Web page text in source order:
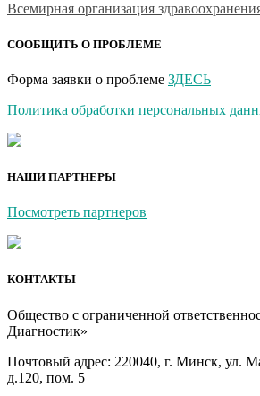
Всемирная организация
СООБЩИТЬ О ПРОБЛЕМЕ
Форма заявки о проблеме ЗДЕСЬ
Политика обработки персональных
НАШИ ПАРТНЕРЫ
Посмотреть партнеров
КОНТАКТЫ
Общество с ограниченной
Диагностик»
Почтовый адрес: 220040, г. Минск, ул.
д.120, пом. 5